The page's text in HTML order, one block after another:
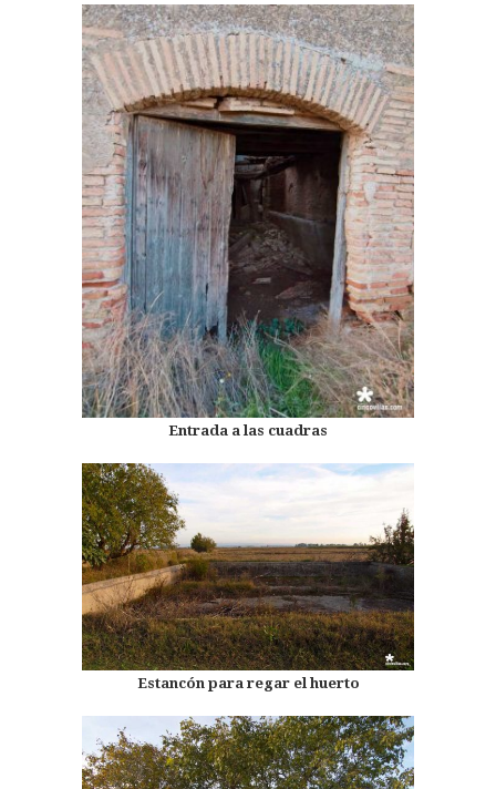
Entrada a las cuadras
Estancón para regar el huerto